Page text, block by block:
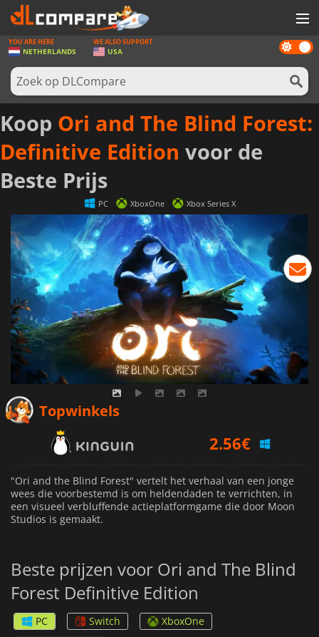
SPELLEN
GAME CARDS
SOFTWARE
REWARDS
NIEUWS
LOG IN OF REGISTREER
Dark
mode
YOU ARE HERE
NETHERLANDS
WE ALSO SUPPORT
USA
Koop Ori and The Blind Forest:
Definitive Edition voor de
Beste Prijs
PC XboxOne Xbox Series X
Topwinkels
2.94€
3.89€
"Ori and the Blind Forest" vertelt het verhaal van een jonge
wees die voorbestemd is om heldendaden te verrichten, in
een visueel verbluffende actieplatformgame die door Moon
Studios is gemaakt.
Beste prijzen voor Ori and The Blind
Forest Definitive Edition
PC Switch
XboxOne